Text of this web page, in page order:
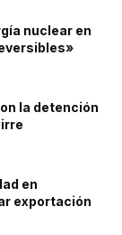
nuclear en
la detención
en
exportación